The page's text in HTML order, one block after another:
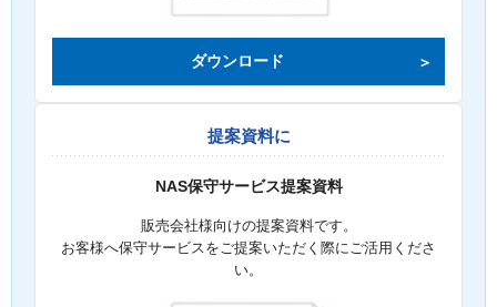
ダウンロード
提案資料に
NAS保守サービス提案資料
販売会社様向けの提案資料です。
お客様へ保守サービスをご提案いただく際にご活用くださ
い。